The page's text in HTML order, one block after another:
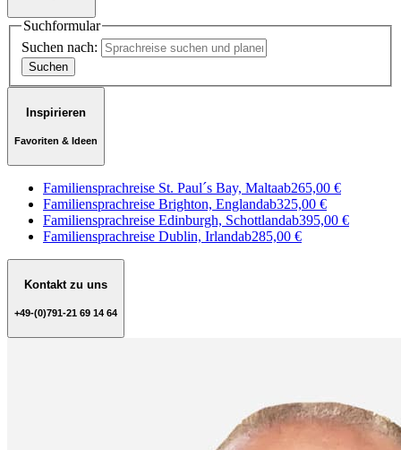
Suchformular
Suchen nach:
Inspirieren
Favoriten & Ideen
Familiensprachreise St. Paul´s Bay, Maltaab265,00 €
Familiensprachreise Brighton, Englandab325,00 €
Familiensprachreise Edinburgh, Schottlandab395,00 €
Familiensprachreise Dublin, Irlandab285,00 €
Kontakt zu uns
+49-(0)791-21 69 14 64